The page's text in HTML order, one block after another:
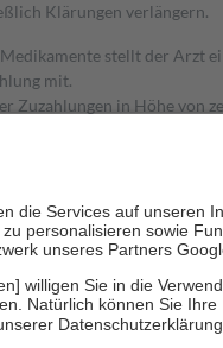
Klärungen verlängern.
stellt der Arzt
mit.
Zuzahlungen in Höhe von
auch für Online-Apotheken.
für ihre eigene
zum vollendeten 18.
und Früherkennung, die